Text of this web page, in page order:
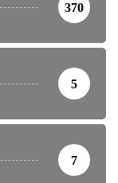
370
5
7